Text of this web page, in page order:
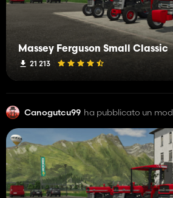
Massey Ferguson Small Classic
21 213
Canogutcu99 ha pubblicato un mod